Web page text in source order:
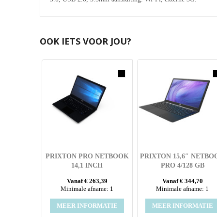
OOK IETS VOOR JOU?
PRIXTON PRO NETBOOK
14,1 INCH
Vanaf € 263,39
Minimale afname: 1
MEER INFORMATIE
PRIXTON 15,6″
PRO 4/128 GB
Vanaf € 344,70
Minimale afname: 1
MEER INFORMATIE